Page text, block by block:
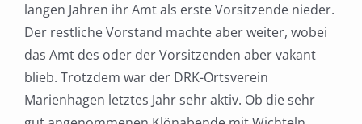
langen Jahren ihr Amt als erste Vorsitzende nieder.
Der restliche Vorstand machte aber weiter, wobei
das Amt des oder der Vorsitzenden aber vakant
blieb. Trotzdem war der DRK-Ortsverein
Marienhagen letztes Jahr sehr aktiv. Ob die sehr